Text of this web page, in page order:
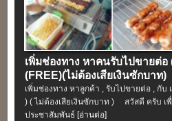
เพิ่มช่องทาง หาคนรับไปขายต่อ
(FREE)(ไม่ต้องเสียเงินซักบาท)
เพิ่มช่องทาง หาลูกค้า , รับไปขายต่อ , กับ
) ( ไม่ต้องเสียเงินซักบาท ) สวัสดี ครับ เ
ประชาสัมพันธ์ [อ่านต่อ]